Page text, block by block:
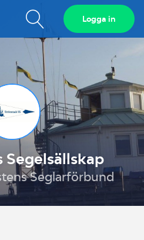
Visa
sökfält
Logga in
Segelsällskap
Seglarförbund